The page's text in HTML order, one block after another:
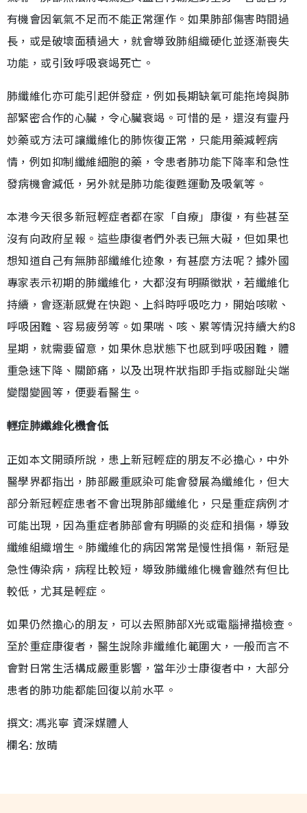
有機會因氧氣不足而不能正常運作。如果肺部傷害時間過
長，或是破壞面積過大，就會導致肺組織硬化並逐漸喪失
功能，或引致呼吸衰竭死亡。
肺纖維化亦可能引起併發症，例如長期缺氧可能拖垮與肺
部緊密合作的心臟，令心臟衰竭。可惜的是，還沒有靈丹
妙藥或方法可讓纖維化的肺恢復正常，只能用藥減輕病
情，例如抑制纖維細胞的藥，令患者肺功能下降率和急性
發病機會減低，另外就是肺功能復甦運動及吸氧等。
本港今天很多新冠輕症者都在家「自療」康復，有些甚至
沒有向政府呈報。這些康復者們外表已無大礙，但如果也
想知道自己有無肺部纖維化迹象，有甚麼方法呢？據外國
專家表示初期的肺纖維化，大都沒有明顯徵狀，若纖維化
持續，會逐漸感覺在快跑、上斜時呼吸吃力，開始咳嗽、
呼吸困難、容易疲勞等。如果喘、咳、累等情況持續大約8
星期，就需要留意，如果休息狀態下也感到呼吸困難，體
重急速下降、關節痛，以及出現杵狀指即手指或腳趾尖端
變闊變圓等，便要看醫生。
輕症肺纖維化機會低
正如本文開頭所說，患上新冠輕症的朋友不必擔心，中外
醫學界都指出，肺部嚴重感染可能會發展為纖維化，但大
部分新冠輕症患者不會出現肺部纖維化，只是重症病例才
可能出現，因為重症者肺部會有明顯的炎症和損傷，導致
纖維組織增生。肺纖維化的病因常常是慢性損傷，新冠是
急性傳染病，病程比較短，導致肺纖維化機會雖然有但比
較低，尤其是輕症。
如果仍然擔心的朋友，可以去照肺部X光或電腦掃描檢查。
至於重症康復者，醫生說除非纖維化範圍大，一般而言不
會對日常生活構成嚴重影響，當年沙士康復者中，大部分
患者的肺功能都能回復以前水平。
撰文: 馮兆寧 資深媒體人
欄名: 放晴